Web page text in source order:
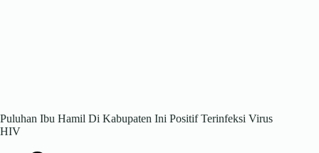
Puluhan Ibu Hamil Di Kabupaten Ini Positif Terinfeksi Virus
HIV